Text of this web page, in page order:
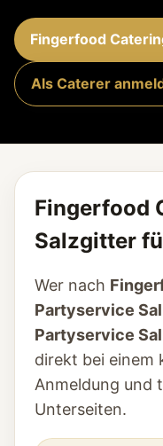
Fingerfood
Als Caterer
Fingerfood
Salzgitter
Wer nach
Partyservice
Partyservice
direkt bei einem
Anmeldung und
Unterseiten.